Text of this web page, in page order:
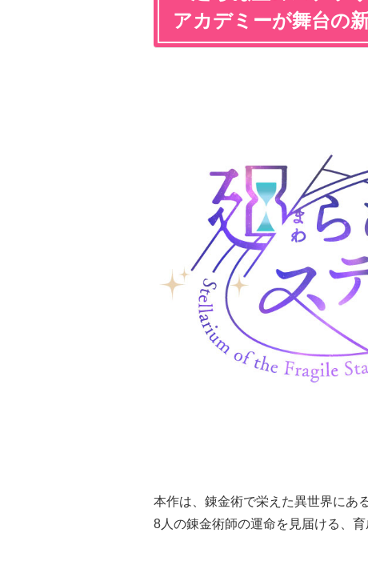
アカデミーが舞台の
本作は、錬金術で栄えた異世界にあ
8人の錬金術師の運命を見届ける、